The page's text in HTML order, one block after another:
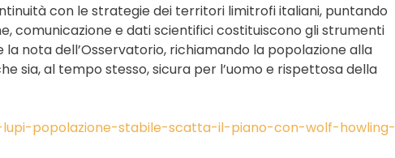
con le strategie dei territori limitrofi italiani, puntando
comunicazione e dati scientifici costituiscono gli strumenti
nota dell’Osservatorio, richiamando la popolazione alla
sia, al tempo stesso, sicura per l’uomo e rispettosa della
popolazione-stabile-scatta-il-piano-con-wolf-howling-